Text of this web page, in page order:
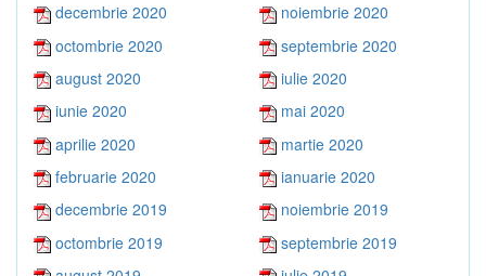
decembrie 2020
noiembrie 2020
octombrie 2020
septembrie 2020
august 2020
iulie 2020
iunie 2020
mai 2020
aprilie 2020
martie 2020
februarie 2020
ianuarie 2020
decembrie 2019
noiembrie 2019
octombrie 2019
septembrie 2019